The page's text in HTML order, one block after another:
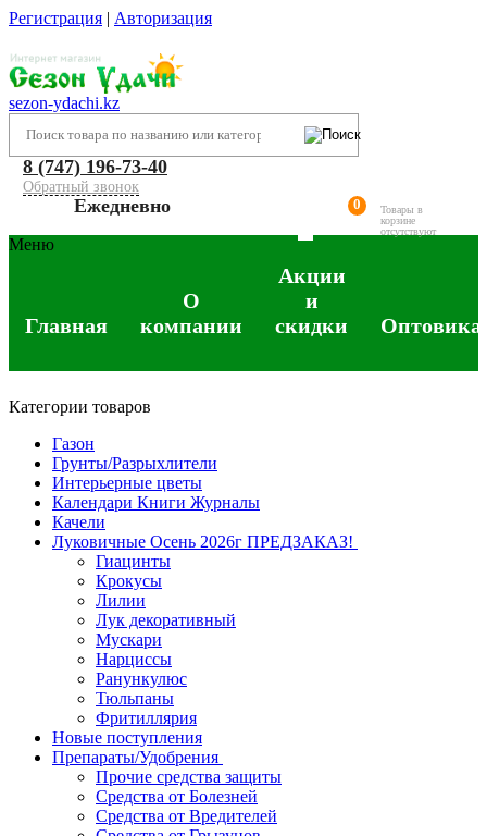
Регистрация | Авторизация
sezon-ydachi.kz
8 (747) 196-73-40
Обратный звонок
Ежедневно 0
Товары в
корзине
отсутствуют
Меню
Главная
О
компании
Акции
и
скидки
Категории товаров
Газон
Грунты/Разрыхлители
Интерьерные цветы
Календари Книги Журналы
Качели
Луковичные Осень 2026г ПРЕДЗАКАЗ!
Гиацинты
Крокусы
Лилии
Лук декоративный
Мускари
Нарциссы
Ранункулюс
Тюльпаны
Фритиллярия
Новые поступления
Препараты/Удобрения
Прочие средства защиты
Средства от Болезней
Средства от Вредителей